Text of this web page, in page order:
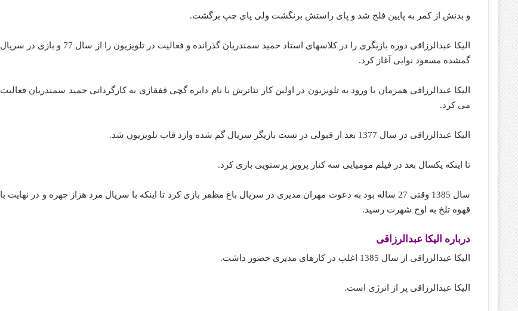
و بدنش از کمر به پایین فلج شد و پای راستش برنگشت ولی پای چپ برگشت.
الیکا عبدالرزاقی دوره بازیگری را در کلاسهای استاد حمید سمندریان گذرانده و فعالیت در تلویزیون را از سال 77 و بازی در سریال
گمشده مسعود نوابی آغاز کرد.
‌الیکا عبدالرزاقی همزمان با ورود به تلویزیون در اولین کار تئاترش با نام دایره گچی قفقازی به کارگردانی حمید سمندریان فعالیت
می کرد.
الیکا عبدالرزاقی در سال 1377 بعد از قبولی در تست بازیگر سریال گم شده‌ وارد قاب تلویزیون شد.
تا اینکه یکسال بعد در فیلم مومیایی سه کنار پرویز پرستویی بازی کرد.
سال 1385 وقتی 27 ساله بود به دعوت مهران مدیری در سریال باغ مظفر بازی کرد تا اینکه با سریال مرد هزاز چهره و در نهایت با
قهوه تلخ به اوج شهرت رسید.
درباره الیکا عبدالرزاقی
الیکا عبدالرزاقی از سال 1385 اغلب در کارهای مدیری حضور داشت.
الیکا عبدالرزاقی پر از انرژی است.